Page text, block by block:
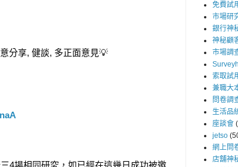
分享, 健談, 多正面意見💡
三4場相同研究，如已經在這幾日成功被邀
免費試
市場研
銀行神
神秘顧
市場調
索取試
兼職大
問卷調
生活品
座談會
jetso
網上問
店舖神